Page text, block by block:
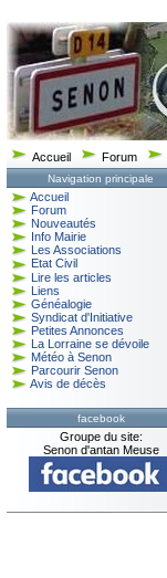
Accueil Forum
Navigation principale
Accueil
Forum
Nouveautés
Info Mairie
Les Associations
Etat Civil
Lire les articles
Liens
Généalogie
Syndicat d'Initiative
Petites Annonces
La Lorraine se dévoile
Météo à Senon
Parcourir Senon
Avis de décès
facebook
Groupe du site:
Senon d'antan Meuse